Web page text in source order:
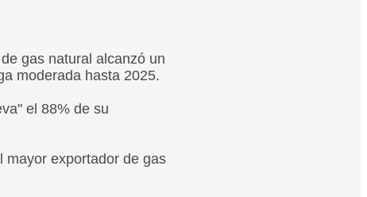
gas natural alcanzó un
moderada hasta 2025.
el 88% de su
mayor exportador de gas